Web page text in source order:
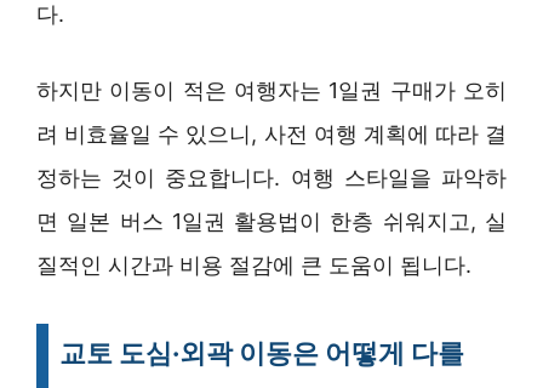
다.
하지만 이동이 적은 여행자는 1일권 구매가 오히
려 비효율일 수 있으니, 사전 여행 계획에 따라 결
정하는 것이 중요합니다. 여행 스타일을 파악하
면 일본 버스 1일권 활용법이 한층 쉬워지고, 실
질적인 시간과 비용 절감에 큰 도움이 됩니다.
교토 도심·외곽 이동은 어떻게 다를